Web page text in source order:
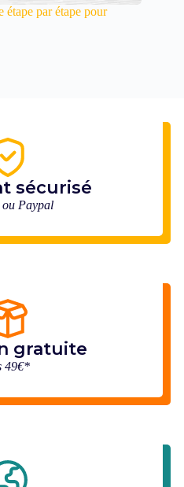
par étape pour
sécurisé
Paypal
gratuite
49€*